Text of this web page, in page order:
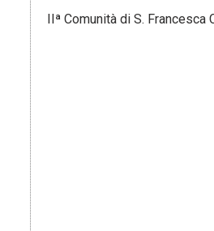
IIª Comunità di S.